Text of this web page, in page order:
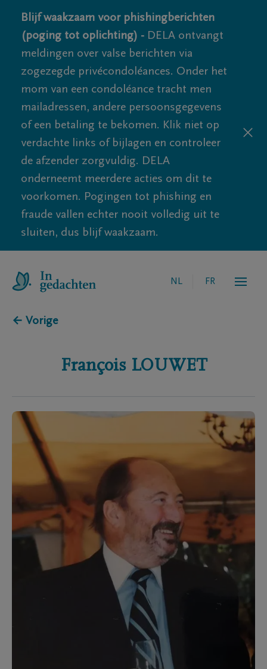
Blijf waakzaam voor phishingberichten
(poging tot oplichting) - DELA ontvangt
meldingen over valse berichten via
zogezegde privécondoléances. Onder het
mom van een condoléance tracht men
mailadressen, andere persoonsgegevens
of een betaling te bekomen. Klik niet op
verdachte links of bijlagen en controleer
de afzender zorgvuldig. DELA
onderneemt meerdere acties om dit te
voorkomen. Pogingen tot phishing en
fraude vallen echter nooit volledig uit te
sluiten, dus blijf waakzaam.
NL FR
← Vorige
François LOUWET